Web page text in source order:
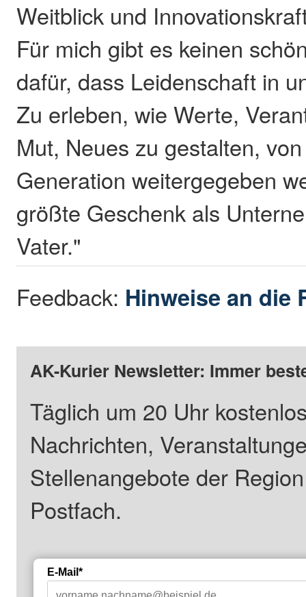
Weitblick und
Für mich gibt es keinen
dafür, dass Leidenschaft in
Zu erleben, wie Werte,
Mut, Neues zu gestalten,
Generation weitergegeben
größte Geschenk als
Vater."
Feedback: Hinweise an die
AK-Kurier Newsletter: Immer
Täglich um 20 Uhr
Nachrichten,
Stellenangebote der
Postfach.
E-Mail*